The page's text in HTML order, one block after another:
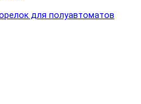
для полуавтоматов